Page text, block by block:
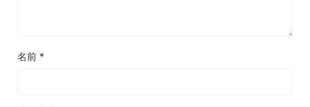
名前 *